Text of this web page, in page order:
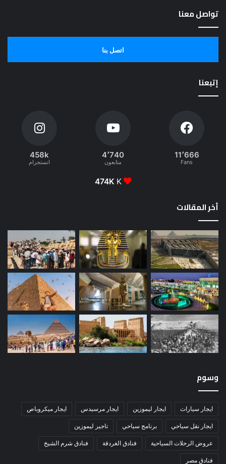
تواصل معنا
اتصل بنا
إتبعنا
11٬666
Fans
4٬740
متابعون
458k
انستجرام
474K K
أخر المقالات
وسوم
ايجار سيارات ايجار ليموزين ايجار مرسيدس ايجار ميكروباص
ايجار نقل سياحي برنامج سياحي تاجير ليموزين
عروض الرحلات السياحية فنادق الغردقة فنادق شرم الشيخ
فنادق مصر